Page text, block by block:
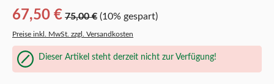
67,50 € 75,00 € (10% gespart)
Preise inkl. MwSt. zzgl. Versandkosten
Dieser Artikel steht derzeit nicht zur Verfügung!